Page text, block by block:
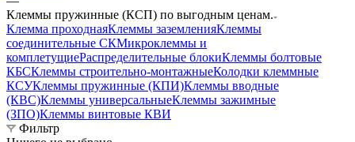
Клеммы пружинные (КСП) по выгодным ценам.
Клемма проходнаяКлеммы заземленияКлеммы
соединительные СКМикроклеммы и
комплетущиеРаспределительные блокиКлеммы болтовые
КБСКлеммы строительно-монтажныеКолодки клеммные
КСУКлеммы пружинные (КПИ)Клеммы вводные
(КВС)Клеммы универсальныеКлеммы зажимные
(ЗПО)Клеммы винтовые КВИ
Фильтр